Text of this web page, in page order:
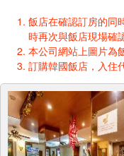
飯店在確認訂房的同
時再次與飯店現場確
本公司網站上圖片為
訂購韓國飯店，入住